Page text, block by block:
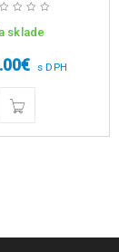
sklade
€ s DPH